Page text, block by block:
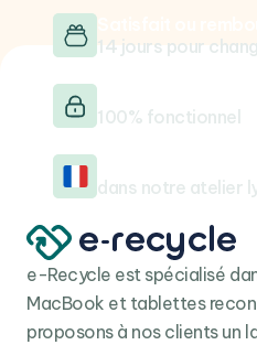
dans notre atelier
100% fonctionnel
14 jours pour
e-Recycle est spécialisé
MacBook et tablettes
proposons à nos clients un